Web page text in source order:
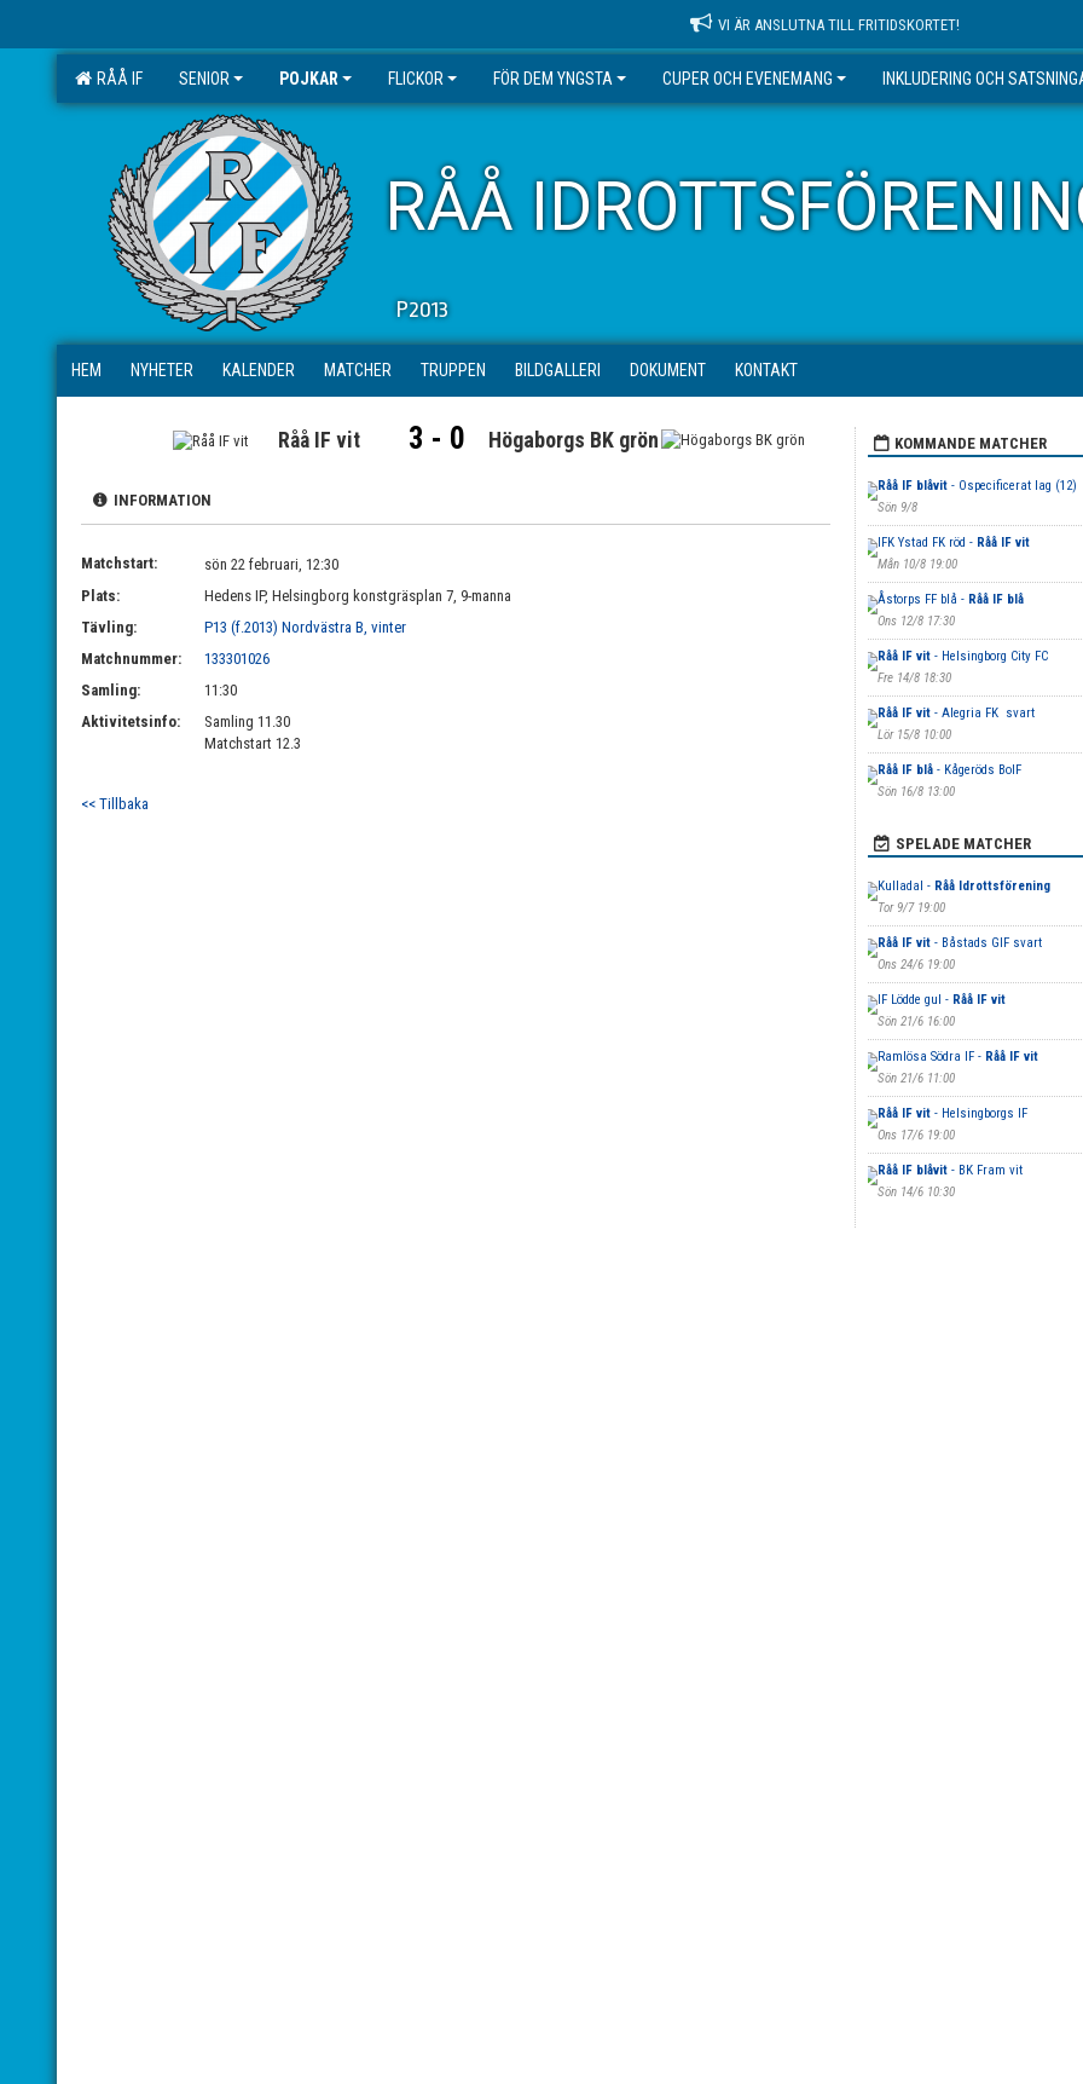
VI ÄR ANSLUTNA TILL FRITIDSKORTET!
RÅÅ IF SENIOR POJKAR FLICKOR FÖR DEM YNGSTA CUPER OCH EVENEMANG INKLUDERING OCH
RÅÅ
P2013
HEM NYHETER KALENDER MATCHER TRUPPEN BILDGALLERI DOKUMENT KONTAKT
Råå IF vit 3 - 0 Högaborgs BK grön
INFORMATION
Matchstart:
sön 22 februari, 12:30
Plats:
Hedens IP, Helsingborg konstgräsplan 7, 9-manna
Tävling:
P13 (f.2013) Nordvästra B, vinter
Matchnummer:
133301026
Samling:
11:30
Aktivitetsinfo:
Samling 11.30
Matchstart 12.3
<< Tillbaka
KOMMANDE MATCHER
Råå IF blåvit- Ospecificerat lag (12)
Sön 9/8
IFK Ystad FK röd - Råå IF vit
Mån 10/8 19:00
Åstorps FF blå - Råå IF blå
Ons 12/8 17:30
Råå IF vit- Helsingborg City FC
Fre 14/8 18:30
Råå IF vit- Alegria FK svart
Lör 15/8 10:00
Råå IF blå- Kågeröds BoIF
Sön 16/8 13:00
SPELADE MATCHER
Kulladal - Råå Idrottsförening
Tor 9/7 19:00
Råå IF vit- Båstads GIF svart
Ons 24/6 19:00
IF Lödde gul - Råå IF vit
Sön 21/6 16:00
Ramlösa Södra IF - Råå IF vit
Sön 21/6 11:00
Råå IF vit- Helsingborgs IF
Ons 17/6 19:00
Råå IF blåvit- BK Fram vit
Sön 14/6 10:30